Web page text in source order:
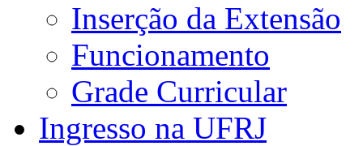
Inserção da Extensão
Funcionamento
Grade Curricular
Ingresso na UFRJ